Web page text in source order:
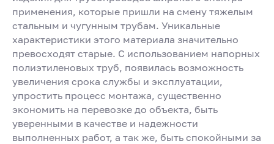
применения, которые пришли на смену тяжелым
стальным и чугунным трубам. Уникальные
характеристики этого материала значительно
превосходят старые. С использованием напорных
полиэтиленовых труб, появилась возможность
увеличения срока службы и эксплуатации,
упростить процесс монтажа, существенно
экономить на перевозке до объекта, быть
уверенными в качестве и надежности
выполненных работ, а так же, быть спокойными за